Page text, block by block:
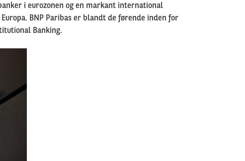
i eurozonen og en markant international
BNP Paribas er blandt de førende inden for
Banking.